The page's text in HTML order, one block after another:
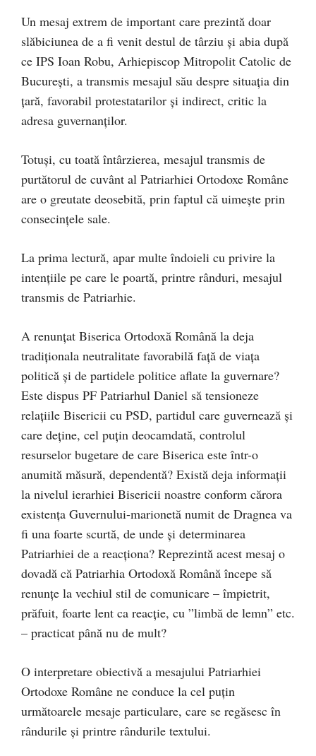
Un mesaj extrem de important care prezintă doar
slăbiciunea de a fi venit destul de târziu și abia după
ce IPS Ioan Robu, Arhiepiscop Mitropolit Catolic de
București, a transmis mesajul său despre situația din
țară, favorabil protestatarilor și indirect, critic la
adresa guvernanților.
Totuși, cu toată întârzierea, mesajul transmis de
purtătorul de cuvânt al Patriarhiei Ortodoxe Române
are o greutate deosebită, prin faptul că uimește prin
consecințele sale.
La prima lectură, apar multe îndoieli cu privire la
intențiile pe care le poartă, printre rânduri, mesajul
transmis de Patriarhie.
A renunțat Biserica Ortodoxă Română la deja
tradiționala neutralitate favorabilă față de viața
politică și de partidele politice aflate la guvernare?
Este dispus PF Patriarhul Daniel să tensioneze
relațiile Bisericii cu PSD, partidul care guvernează și
care deține, cel puțin deocamdată, controlul
resurselor bugetare de care Biserica este într-o
anumită măsură, dependentă? Există deja informații
la nivelul ierarhiei Bisericii noastre conform cărora
existența Guvernului-marionetă numit de Dragnea va
fi una foarte scurtă, de unde și determinarea
Patriarhiei de a reacționa? Reprezintă acest mesaj o
dovadă că Patriarhia Ortodoxă Română începe să
renunțe la vechiul stil de comunicare – împietrit,
prăfuit, foarte lent ca reacție, cu ”limbă de lemn” etc.
– practicat până nu de mult?
O interpretare obiectivă a mesajului Patriarhiei
Ortodoxe Române ne conduce la cel puțin
următoarele mesaje particulare, care se regăsesc în
rândurile și printre rândurile textului.